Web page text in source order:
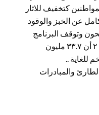
كتخفيف للاثار
عن الخبز والوقود
وتوقف البرنامج
حذرت الامم المتحدة في فبراير ٢٠٢٦ أن ٣٣.٧ مليون
للغاية ..
والمبادرات